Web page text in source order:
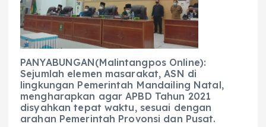
o
o
k
p
p
a
m
g
er
PANYABUNGAN(Malintangpos Online):
Sejumlah elemen masarakat, ASN di
lingkungan Pemerintah Mandailing Natal,
mengharapkan agar APBD Tahun 2021
disyahkan tepat waktu, sesuai dengan
arahan Pemerintah Provonsi dan Pusat.